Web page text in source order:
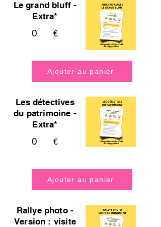
Le grand bluff -
Extra*
0 €
Ajouter au panier
Les détectives
du patrimoine -
Extra*
0 €
Ajouter au panier
Rallye photo -
Version : visite